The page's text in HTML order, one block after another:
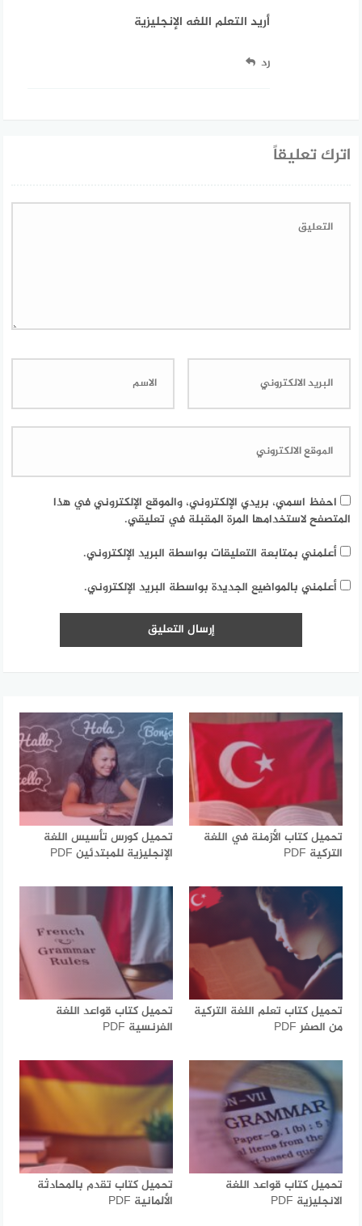
أريد التعلم اللغه الإنجليزية
رد
اترك تعليقاً
احفظ اسمي، بريدي الإلكتروني، والموقع الإلكتروني في هذا
المتصفح لاستخدامها المرة المقبلة في تعليقي.
أعلمني بمتابعة التعليقات بواسطة البريد الإلكتروني.
أعلمني بالمواضيع الجديدة بواسطة البريد الإلكتروني.
تحميل كتاب الأزمنة في اللغة
التركية PDF
تحميل كورس تأسيس اللغة
الإنجليزية للمبتدئين PDF
تحميل كتاب تعلم اللغة التركية
من الصفر PDF
تحميل كتاب قواعد اللغة
الفرنسية PDF
تحميل كتاب قواعد اللغة
الانجليزية PDF
تحميل كتاب تقدم بالمحادثة
الألمانية PDF